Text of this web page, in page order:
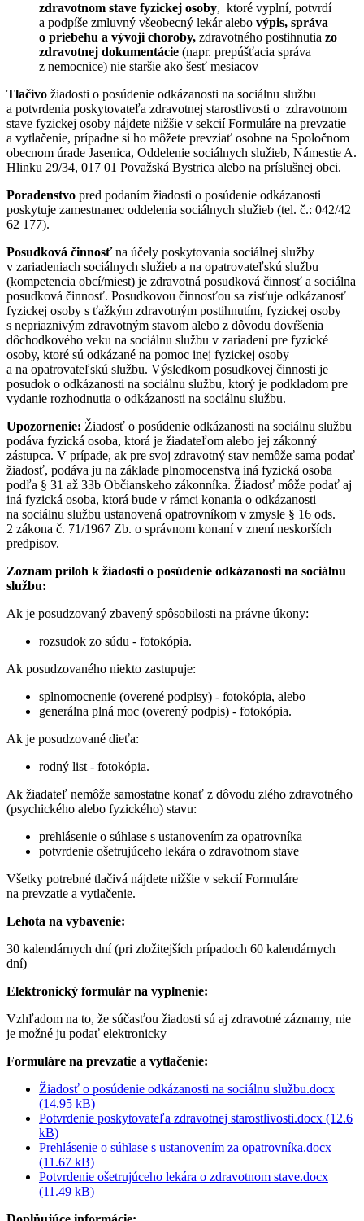
zdravotnom stave fyzickej osoby, ktoré vyplní, potvrdí
a podpíše zmluvný všeobecný lekár alebo výpis, správa
o priebehu a vývoji choroby, zdravotného postihnutia zo
zdravotnej dokumentácie (napr. prepúšťacia správa
z nemocnice) nie staršie ako šesť mesiacov
Tlačivo žiadosti o posúdenie odkázanosti na sociálnu službu
a potvrdenia poskytovateľa zdravotnej starostlivosti o zdravotnom
stave fyzickej osoby nájdete nižšie v sekcií Formuláre na prevzatie
a vytlačenie, prípadne si ho môžete prevziať osobne na Spoločnom
obecnom úrade Jasenica, Oddelenie sociálnych služieb, Námestie A.
Hlinku 29/34, 017 01 Považská Bystrica alebo na príslušnej obci.
Poradenstvo pred podaním žiadosti o posúdenie odkázanosti
poskytuje zamestnanec oddelenia sociálnych služieb (tel. č.: 042/42
62 177).
Posudková činnosťna účely poskytovania sociálnej služby
v zariadeniach sociálnych služieb a na opatrovateľskú službu
(kompetencia obcí/miest) je zdravotná posudková činnosť a sociálna
posudková činnosť. Posudkovou činnosťou sa zisťuje odkázanosť
fyzickej osoby s ťažkým zdravotným postihnutím, fyzickej osoby
s nepriaznivým zdravotným stavom alebo z dôvodu dovŕšenia
dôchodkového veku na sociálnu službu v zariadení pre fyzické
osoby, ktoré sú odkázané na pomoc inej fyzickej osoby
a na opatrovateľskú službu. Výsledkom posudkovej činnosti je
posudok o odkázanosti na sociálnu službu, ktorý je podkladom pre
vydanie rozhodnutia o odkázanosti na sociálnu službu.
Upozornenie: Žiadosť o posúdenie odkázanosti na sociálnu službu
podáva fyzická osoba, ktorá je žiadateľom alebo jej zákonný
zástupca. V prípade, ak pre svoj zdravotný stav nemôže sama podať
žiadosť, podáva ju na základe plnomocenstva iná fyzická osoba
podľa § 31 až 33b Občianskeho zákonníka. Žiadosť môže podať aj
iná fyzická osoba, ktorá bude v rámci konania o odkázanosti
na sociálnu službu ustanovená opatrovníkom v zmysle § 16 ods.
2 zákona č. 71/1967 Zb. o správnom konaní v znení neskorších
predpisov.
Zoznam príloh k žiadosti o posúdenie odkázanosti na sociálnu
službu:
Ak je posudzovaný zbavený spôsobilosti na právne úkony:
rozsudok zo súdu - fotokópia.
Ak posudzovaného niekto zastupuje:
splnomocnenie (overené podpisy) - fotokópia, alebo
generálna plná moc (overený podpis) - fotokópia.
Ak je posudzované dieťa:
rodný list - fotokópia.
Ak žiadateľ nemôže samostatne konať z dôvodu zlého zdravotného
(psychického alebo fyzického) stavu:
prehlásenie o súhlase s ustanovením za opatrovníka
potvrdenie ošetrujúceho lekára o zdravotnom stave
Všetky potrebné tlačivá nájdete nižšie v sekcií Formuláre
na prevzatie a vytlačenie.
Lehota na vybavenie:
30 kalendárnych dní (pri zložitejších prípadoch 60 kalendárnych
dní)
Elektronický formulár na vyplnenie:
Vzhľadom na to, že súčasťou žiadosti sú aj zdravotné záznamy, nie
je možné ju podať elektronicky
Formuláre na prevzatie a vytlačenie:
Žiadosť o posúdenie odkázanosti na sociálnu službu.docx
(14.95 kB)
Potvrdenie poskytovateľa zdravotnej starostlivosti.docx (12.6
kB)
Prehlásenie o súhlase s ustanovením za opatrovníka.docx
(11.67 kB)
Potvrdenie ošetrujúceho lekára o zdravotnom stave.docx
(11.49 kB)